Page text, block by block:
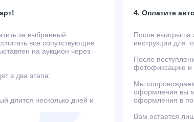
за выбранный
все сопутствующие
на аукцион через
в два этапа:
длится несколько дней и
4. Оплатите
После выигрыша
инструкции для
После
фотофиксацию и
Мы
оформления вы
оформления в
Вам остается